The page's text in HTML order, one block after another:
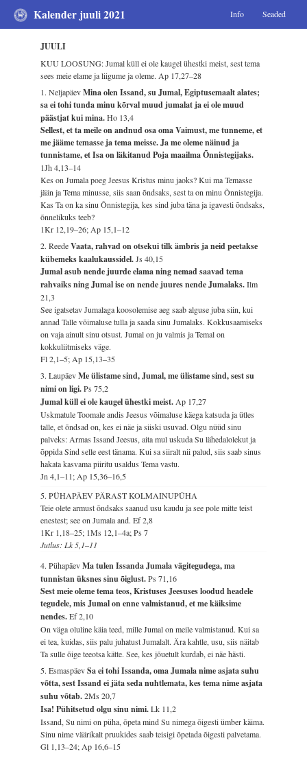
Kalender juuli 2021 Info Seaded
JUULI
KUU LOOSUNG: Jumal küll ei ole kaugel ühestki meist, sest tema
sees meie elame ja liigume ja oleme. Ap 17,27–28
1. NeljapäevMina olen Issand, su Jumal, Egiptusemaalt alates;
sa ei tohi tunda minu kõrval muud jumalat ja ei ole muud
päästjat kui mina.Ho 13,4
Sellest, et ta meile on andnud osa oma Vaimust, me tunneme, et
me jääme temasse ja tema meisse. Ja me oleme näinud ja
tunnistame, et Isa on läkitanud Poja maailma Õnnistegijaks.
1Jh 4,13–14
Kes on Jumala poeg Jeesus Kristus minu jaoks? Kui ma Temasse
jään ja Tema minusse, siis saan õndsaks, sest ta on minu Õnnistegija.
Kas Ta on ka sinu Õnnistegija, kes sind juba täna ja igavesti õndsaks,
õnnelikuks teeb?
1Kr 12,19–26; Ap 15,1–12
2. ReedeVaata, rahvad on otsekui tilk ämbris ja neid peetakse
kübemeks kaalukaussidel.Js 40,15
Jumal asub nende juurde elama ning nemad saavad tema
rahvaiks ning Jumal ise on nende juures nende Jumalaks.Ilm
21,3
See igatsetav Jumalaga koosolemise aeg saab alguse juba siin, kui
annad Talle võimaluse tulla ja saada sinu Jumalaks. Kokkusaamiseks
on vaja ainult sinu otsust. Jumal on ju valmis ja Temal on
kokkuliitmiseks väge.
Fl 2,1–5; Ap 15,13–35
3. LaupäevMe ülistame sind, Jumal, me ülistame sind, sest su
nimi on ligi.Ps 75,2
Jumal küll ei ole kaugel ühestki meist.Ap 17,27
Uskmatule Toomale andis Jeesus võimaluse käega katsuda ja ütles
talle, et õndsad on, kes ei näe ja siiski usuvad. Olgu nüüd sinu
palveks: Armas Issand Jeesus, aita mul uskuda Su lähedalolekut ja
õppida Sind selle eest tänama. Kui sa siiralt nii palud, siis saab sinus
hakata kasvama piiritu usaldus Tema vastu.
Jn 4,1–11; Ap 15,36–16,5
5. PÜHAPÄEV PÄRAST KOLMAINUPÜHA
Teie olete armust õndsaks saanud usu kaudu ja see pole mitte teist
enestest; see on Jumala and.Ef 2,8
1Kr 1,18–25; 1Ms 12,1–4a; Ps 7
Jutlus: Lk 5,1–11
4. PühapäevMa tulen Issanda Jumala vägitegudega, ma
tunnistan üksnes sinu õiglust.Ps 71,16
Sest meie oleme tema teos, Kristuses Jeesuses loodud headele
tegudele, mis Jumal on enne valmistanud, et me käiksime
nendes.Ef 2,10
On väga oluline käia teed, mille Jumal on meile valmistanud. Kui sa
ei tea, kuidas, siis palu juhatust Jumalalt. Ära kahtle, usu, siis näitab
Ta sulle õige teeotsa kätte. See, kes jõuetult kurdab, ei näe hästi.
5. EsmaspäevSa ei tohi Issanda, oma Jumala nime asjata suhu
võtta, sest Issand ei jäta seda nuhtlemata, kes tema nime asjata
suhu võtab.2Ms 20,7
Isa! Pühitsetud olgu sinu nimi.Lk 11,2
Issand, Su nimi on püha, õpeta mind Su nimega õigesti ümber käima.
Sinu nime väärikalt pruukides saab teisigi õpetada õigesti palvetama.
Gl 1,13–24; Ap 16,6–15